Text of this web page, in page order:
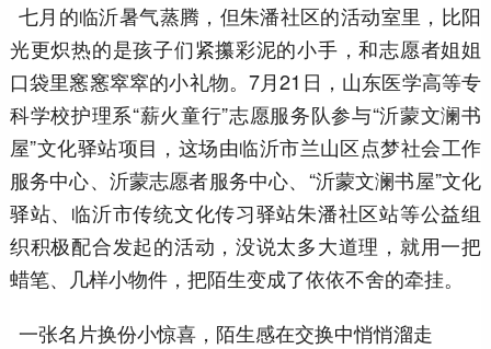
七月的临沂暑气蒸腾，但朱潘社区的活动室里，比阳
光更炽热的是孩子们紧攥彩泥的小手，和志愿者姐姐
口袋里窸窸窣窣的小礼物。7月21日，山东医学高等专
科学校护理系“薪火童行”志愿服务队参与“沂蒙文澜书
屋”文化驿站项目，这场由临沂市兰山区点梦社会工作
服务中心、沂蒙志愿者服务中心、“沂蒙文澜书屋”文化
驿站、临沂市传统文化传习驿站朱潘社区站等公益组
织积极配合发起的活动，没说太多大道理，就用一把
蜡笔、几样小物件，把陌生变成了依依不舍的牵挂。
一张名片换份小惊喜，陌生感在交换中悄悄溜走